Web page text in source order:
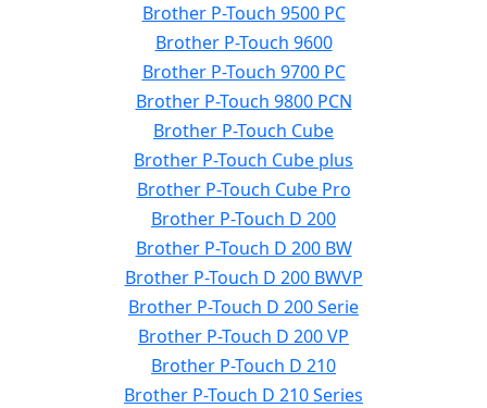
Brother P-Touch 9500 PC
Brother P-Touch 9600
Brother P-Touch 9700 PC
Brother P-Touch 9800 PCN
Brother P-Touch Cube
Brother P-Touch Cube plus
Brother P-Touch Cube Pro
Brother P-Touch D 200
Brother P-Touch D 200 BW
Brother P-Touch D 200 BWVP
Brother P-Touch D 200 Serie
Brother P-Touch D 200 VP
Brother P-Touch D 210
Brother P-Touch D 210 Series